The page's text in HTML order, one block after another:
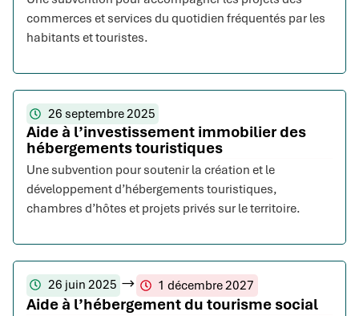
commerces et services du quotidien fréquentés par les
habitants et touristes.
26 septembre 2025
Aide à l’investissement immobilier des
hébergements touristiques
Une subvention pour soutenir la création et le
développement d’hébergements touristiques,
chambres d’hôtes et projets privés sur le territoire.
26 juin 2025 1 décembre 2027
Aide à l’hébergement du tourisme social